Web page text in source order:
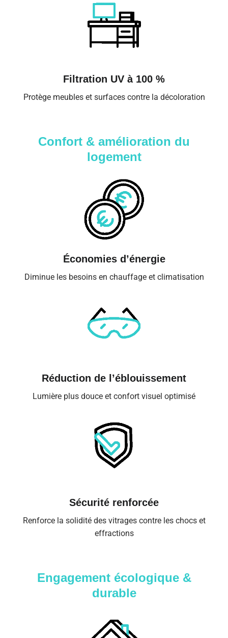
Filtration UV à 100 %
Protège meubles et surfaces contre la décoloration
Confort & amélioration du
logement
Économies d’énergie
Diminue les besoins en chauffage et climatisation
Réduction de l’éblouissement
Lumière plus douce et confort visuel optimisé
Sécurité renforcée
Renforce la solidité des vitrages contre les chocs et
effractions
Engagement écologique &
durable